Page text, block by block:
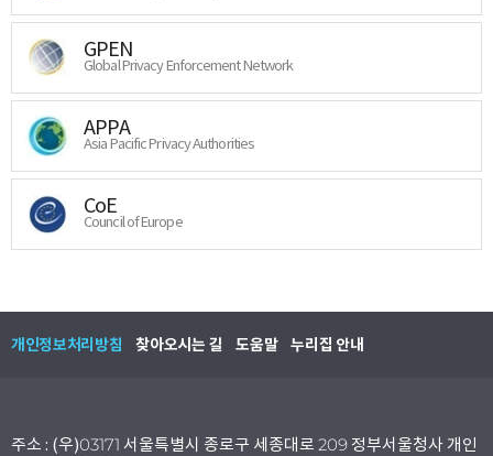
GPEN
Global Privacy Enforcement Network
APPA
Asia Pacific Privacy Authorities
CoE
Council of Europe
개인정보처리방침 찾아오시는 길 도움말 누리집 안내
주소 : (우)03171 서울특별시 종로구 세종대로 209 정부서울청사 개인